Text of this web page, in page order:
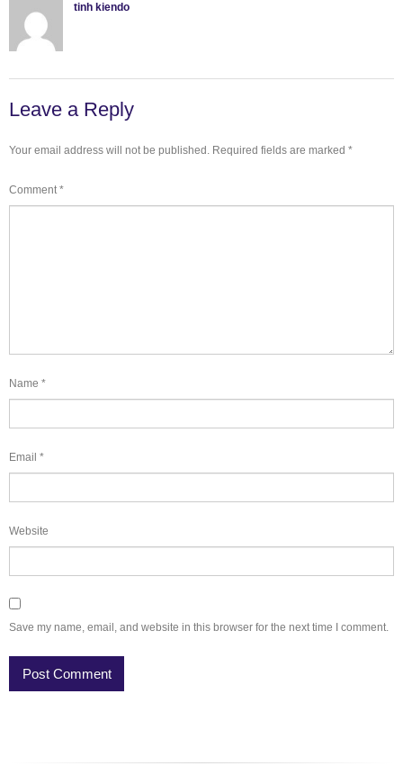
tinh kiendo
Leave a Reply
Your email address will not be published. Required fields are marked *
Comment*
Name *
Email *
Website
Save my name, email, and website in this browser for the next time I comment.